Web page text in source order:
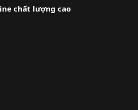
chất lượng cao